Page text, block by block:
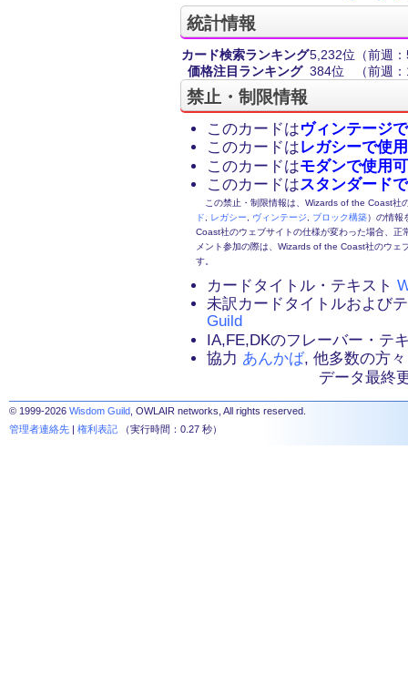
統計情報
カード検索ランキング5,232位 （前週
価格注目ランキング 384位 （前週
禁止・制限情報
このカードはヴィンテージ
このカードはレガシーで使
このカードはモダンで使用
このカードはスタンダード
この禁止・制限情報は、Wizards of the Coast社
ド
レガシー ヴィンテージ ブロック構築）の情報
Coast社のウェブサイトの仕様が変わった場合、
メント参加の際は、Wizards of the Coast社のウェ
す。
カードタイトル・テキスト
未訳カードタイトルおよび
Guild
IA,FE,DKのフレーバー・テ
協力 あんかば, 他多数の方々
データ最終
© 1999-2026 Wisdom Guild , OWLAIR networks, All rights reserved.
管理者連絡先 | 権利表記 （実行時間：0.27 秒）